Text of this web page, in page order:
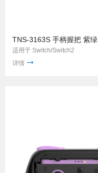
TNS-3163S 手柄握把 紫绿
适用于 Switch/Switch2
详情